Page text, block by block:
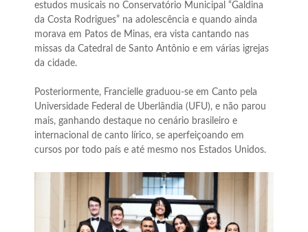
estudos musicais no Conservatório Municipal “Galdina
da Costa Rodrigues” na adolescência e quando ainda
morava em Patos de Minas, era vista cantando nas
missas da Catedral de Santo Antônio e em várias igrejas
da cidade.
Posteriormente, Francielle graduou-se em Canto pela
Universidade Federal de Uberlândia (UFU), e não parou
mais, ganhando destaque no cenário brasileiro e
internacional de canto lírico, se aperfeiçoando em
cursos por todo país e até mesmo nos Estados Unidos.